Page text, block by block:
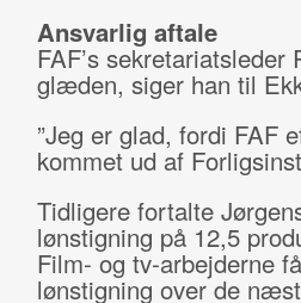
Ansvarlig aftale
FAF’s
glæden, siger han til
”Jeg er glad, fordi FAF
kommet ud af
Tidligere fortalte
lønstigning på 12,5
Film- og tv-arbejderne
lønstigning over de